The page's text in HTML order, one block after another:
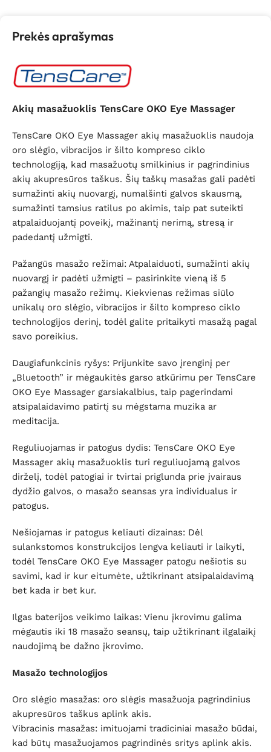
Prekės aprašymas
Akių masažuoklis TensCare OKO Eye Massager
TensCare OKO Eye Massager akių masažuoklis naudoja
oro slėgio, vibracijos ir šilto kompreso ciklo
technologiją, kad masažuotų smilkinius ir pagrindinius
akių akupresūros taškus. Šių taškų masažas gali padėti
sumažinti akių nuovargį, numalšinti galvos skausmą,
sumažinti tamsius ratilus po akimis, taip pat suteikti
atpalaiduojantį poveikį, mažinantį nerimą, stresą ir
padedantį užmigti.
Pažangūs masažo režimai: Atpalaiduoti, sumažinti akių
nuovargį ir padėti užmigti – pasirinkite vieną iš 5
pažangių masažo režimų. Kiekvienas režimas siūlo
unikalų oro slėgio, vibracijos ir šilto kompreso ciklo
technologijos derinį, todėl galite pritaikyti masažą pagal
savo poreikius.
Daugiafunkcinis ryšys: Prijunkite savo įrenginį per
„Bluetooth” ir mėgaukitės garso atkūrimu per TensCare
OKO Eye Massager garsiakalbius, taip pagerindami
atsipalaidavimo patirtį su mėgstama muzika ar
meditacija.
Reguliuojamas ir patogus dydis: TensCare OKO Eye
Massager akių masažuoklis turi reguliuojamą galvos
dirželį, todėl patogiai ir tvirtai priglunda prie įvairaus
dydžio galvos, o masažo seansas yra individualus ir
patogus.
Nešiojamas ir patogus keliauti dizainas: Dėl
sulankstomos konstrukcijos lengva keliauti ir laikyti,
todėl TensCare OKO Eye Massager patogu nešiotis su
savimi, kad ir kur eitumėte, užtikrinant atsipalaidavimą
bet kada ir bet kur.
Ilgas baterijos veikimo laikas: Vienu įkrovimu galima
mėgautis iki 18 masažo seansų, taip užtikrinant ilgalaikį
naudojimą be dažno įkrovimo.
Masažo technologijos
Oro slėgio masažas: oro slėgis masažuoja pagrindinius
akupresūros taškus aplink akis.
Vibracinis masažas: imituojami tradiciniai masažo būdai,
kad būtų masažuojamos pagrindinės sritys aplink akis.